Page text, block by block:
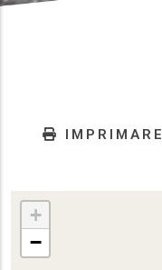
IMPRIMARE
+
−